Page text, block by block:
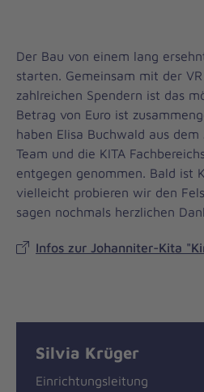
Der Bau von einem lang
starten. Gemeinsam mit der
zahlreichen Spendern ist das
Betrag von Euro ist
haben Elisa Buchwald aus
Team und die KITA
entgegen genommen. Bald ist
vielleicht probieren wir den
sagen nochmals herzlichen
Infos zur Johanniter-Kita
Silvia Krüger
Einrichtungsleitung